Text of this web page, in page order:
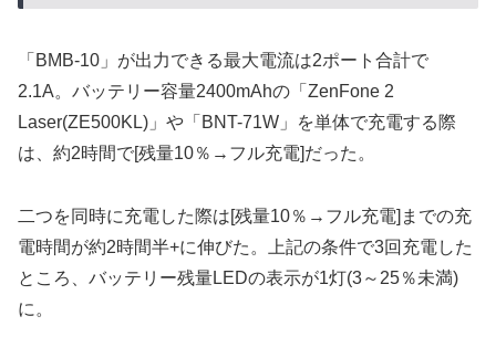
「BMB-10」が出力できる最大電流は2ポート合計で
2.1A。バッテリー容量2400mAhの「ZenFone 2
Laser(ZE500KL)」や「BNT-71W」を単体で充電する際
は、約2時間で[残量10％→フル充電]だった。
二つを同時に充電した際は[残量10％→フル充電]までの充
電時間が約2時間半+に伸びた。上記の条件で3回充電した
ところ、バッテリー残量LEDの表示が1灯(3～25％未満)
に。